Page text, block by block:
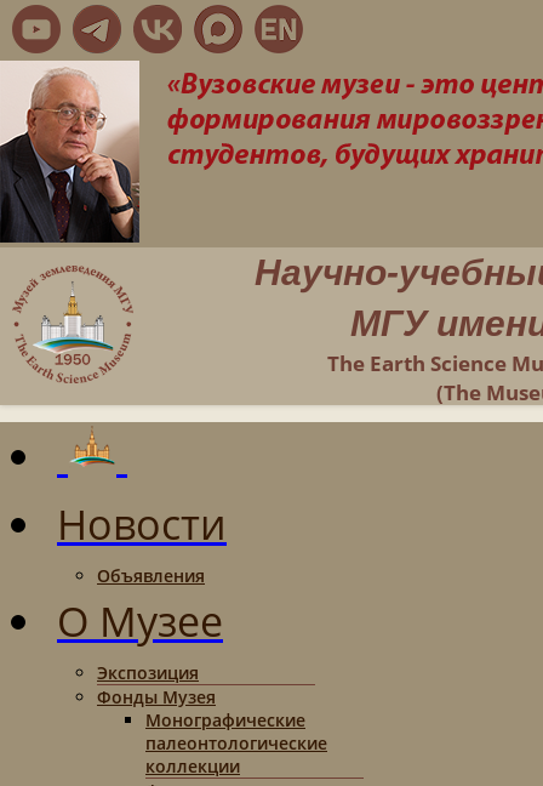
Научно-
МГУ
The Earth Science
(The
Новости
Объявления
О Музее
Экспозиция
Фонды Музея
Монографические
палеонтологические
коллекции